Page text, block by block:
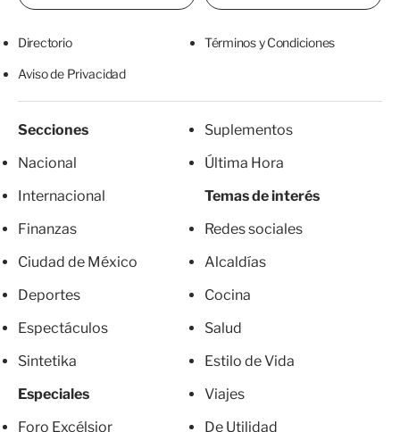
Directorio Términos y Condiciones
Aviso de Privacidad
Secciones
Nacional
Internacional
Finanzas
Ciudad de México
Deportes
Espectáculos
Sintetika
Especiales
Foro Excélsior
Suplementos
Última Hora
Temas de interés
Redes sociales
Alcaldías
Cocina
Salud
Estilo de Vida
Viajes
De Utilidad